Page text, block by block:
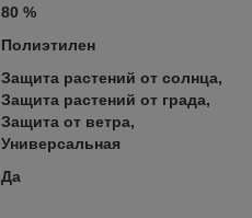
80 %
Полиэтилен
Защита растений от солнца,
Защита растений от града,
Защита от ветра,
Универсальная
Да